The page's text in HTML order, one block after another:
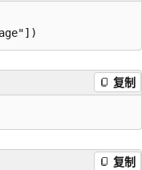
复制
复制